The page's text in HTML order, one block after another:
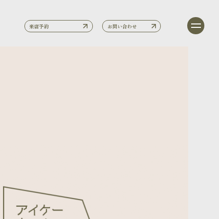
来店予約 お問い合わせ